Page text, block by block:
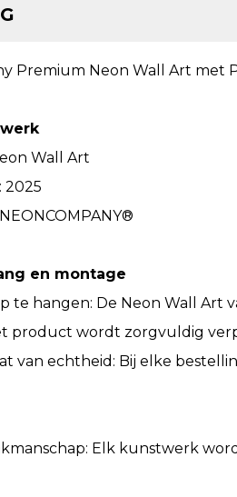
Premium Neon Wall Art met
Wall Art
2025
en montage
te hangen: De Neon Wall
product wordt zorgvuldig
van echtheid: Bij elke
Elk kunstwerk